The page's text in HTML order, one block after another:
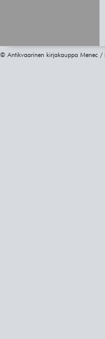
© Antikvaarinen kirjakauppa Menec /